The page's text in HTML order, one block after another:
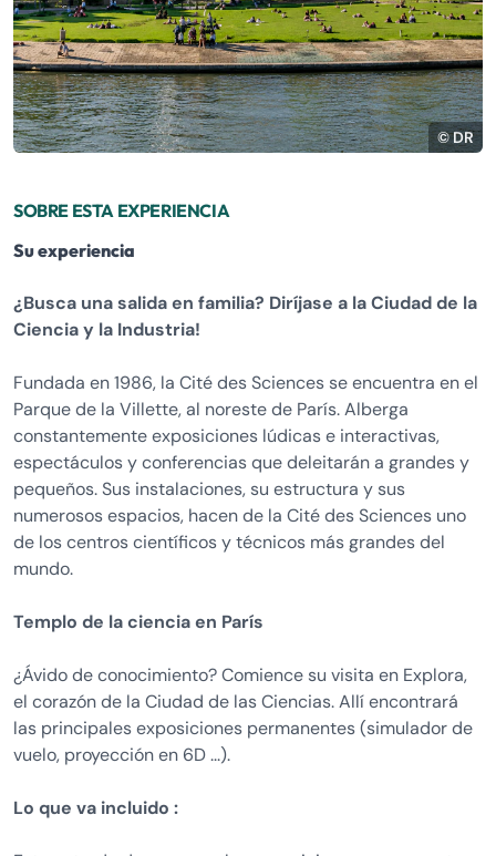
© DR
SOBRE ESTA EXPERIENCIA
Su experiencia
¿Busca una salida en familia? Diríjase a la Ciudad de la
Ciencia y la Industria!
Fundada en 1986, la Cité des Sciences se encuentra en el
Parque de la Villette, al noreste de París. Alberga
constantemente exposiciones lúdicas e interactivas,
espectáculos y conferencias que deleitarán a grandes y
pequeños. Sus instalaciones, su estructura y sus
numerosos espacios, hacen de la Cité des Sciences uno
de los centros científicos y técnicos más grandes del
mundo.
Templo de la ciencia en París
¿Ávido de conocimiento? Comience su visita en Explora,
el corazón de la Ciudad de las Ciencias. Allí encontrará
las principales exposiciones permanentes (simulador de
vuelo, proyección en 6D ...).
Lo que va incluido :